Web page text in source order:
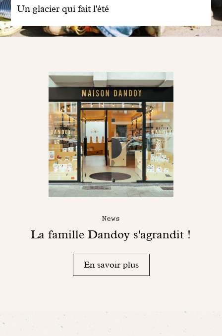
Un glacier qui fait l'été
News
La famille Dandoy s'agrandit !
En savoir plus